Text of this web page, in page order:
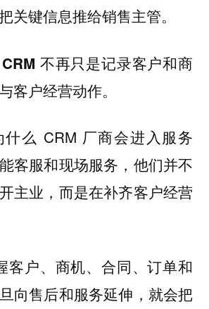
关键信息推给销售主管。
CRM 不再只是记录客户和商
客户经营动作。
么 CRM 厂商会进入服务
客服和现场服务，他们并不
主业，而是在补齐客户经营
客户、商机、合同、订单和
向售后和服务延伸，就会把